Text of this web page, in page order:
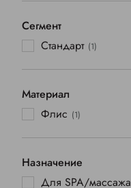
Сегмент
Стандарт (1)
Материал
Флис (1)
Назначение
Для SPA/массажа